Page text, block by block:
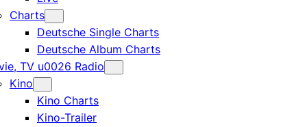
Charts
Deutsche Single Charts
Deutsche Album Charts
TV u0026 Radio
Kino
Kino Charts
Kino-Trailer